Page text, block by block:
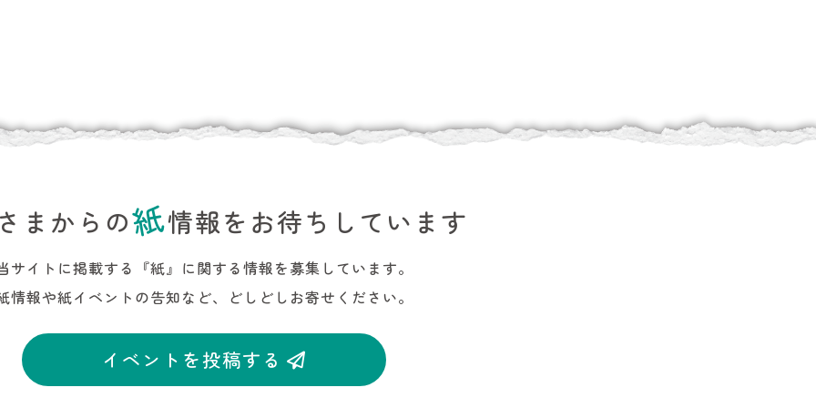
まからの紙情報をお待ちしています
サイトに掲載する『紙』に関する情報を募集しています。
情報や紙イベントの告知など、どしどしお寄せください。
イベントを投稿する